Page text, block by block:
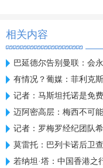
相关内容
巴延德尔告别曼联：会
有情况？葡媒：菲利克
记者：马斯坦托诺是免
迈阿密高层：梅西不可
记者：罗梅罗经纪团队
莫雷托：巴列卡诺后卫查
若纳坦·塔：中国香港之